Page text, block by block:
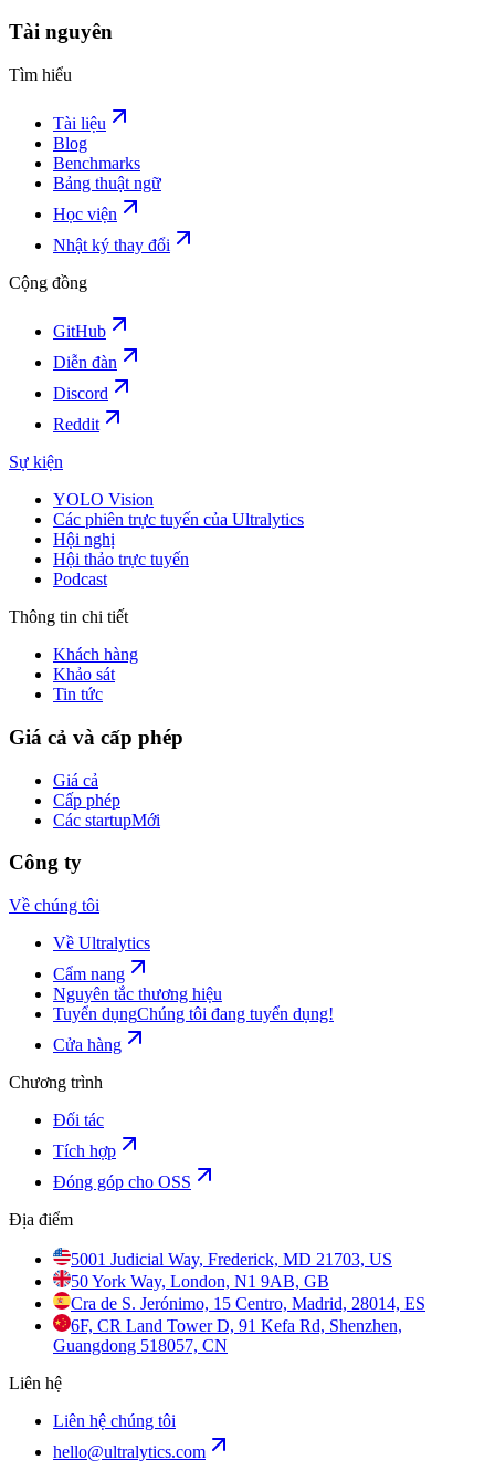
Tài nguyên
Tìm hiểu
Tài liệu
Blog
Benchmarks
Bảng thuật ngữ
Học viện
Nhật ký thay đổi
Cộng đồng
GitHub
Diễn đàn
Discord
Reddit
Sự kiện
YOLO Vision
Các phiên trực tuyến của Ultralytics
Hội nghị
Hội thảo trực tuyến
Podcast
Thông tin chi tiết
Khách hàng
Khảo sát
Tin tức
Giá cả và cấp phép
Giá cả
Cấp phép
Các startupMới
Công ty
Về chúng tôi
Về Ultralytics
Cẩm nang
Nguyên tắc thương hiệu
Tuyển dụngChúng tôi đang tuyển dụng!
Cửa hàng
Chương trình
Đối tác
Tích hợp
Đóng góp cho OSS
Địa điểm
5001 Judicial Way, Frederick, MD 21703, US
50 York Way, London, N1 9AB, GB
Cra de S. Jerónimo, 15 Centro, Madrid, 28014, ES
6F, CR Land Tower D, 91 Kefa Rd, Shenzhen,
Guangdong 518057, CN
Liên hệ
Liên hệ chúng tôi
hello@ultralytics.com